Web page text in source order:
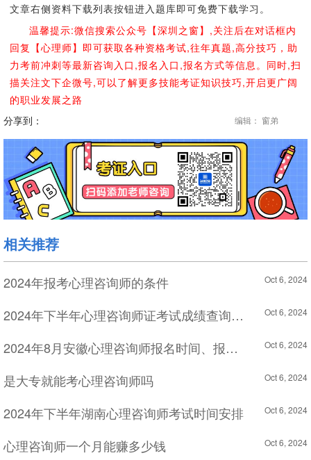
文章右侧资料下载列表按钮进入题库即可免费下载学习。
温馨提示:微信搜索公众号【深圳之窗】,关注后在对话框内
回复【心理师】即可获取各种资格考试,往年真题,高分技巧，助
力考前冲刺等最新咨询入口,报名入口,报名方式等信息。同时,扫
描关注文下企微号,可以了解更多技能考证知识技巧,开启更广阔
的职业发展之路
分享到：
编辑： 窗弟
相关推荐
2024年报考心理咨询师的条件 Oct 6, 2024
2024年下半年心理咨询师证考试成绩查询日期 Oct 6, 2024
2024年8月安徽心理咨询师报名时间、报名流程及所需条件 Oct 6, 2024
是大专就能考心理咨询师吗 Oct 6, 2024
2024年下半年湖南心理咨询师考试时间安排 Oct 6, 2024
心理咨询师一个月能赚多少钱 Oct 6, 2024